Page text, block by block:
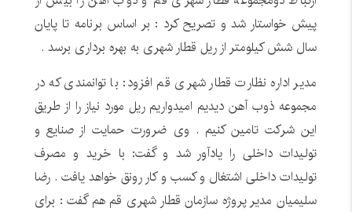
پیش خواستار شد و تصریح کرد : بر اساس برنامه تا پایان
سال شش کیلومتر از ریل قطار شهری به بهره برداری برسد .
مدیر اداره نظارت قطار شهری قم افزود: با توانمندی که در
مجموعه ذوب آهن دیدیم امیدواریم ریل مورد نیاز را از طریق
این شرکت تامین کنیم . وی ضرورت حمایت از صنایع و
تولیدات داخلی را یادآور شد و گفت: با خرید و مصرف
تولیدات داخلی اشتغال و کسب و کار رونق خواهد یافت . رضا
سلیمیان مدیر پروژه سازمان قطار شهری قم هم گفت : برای